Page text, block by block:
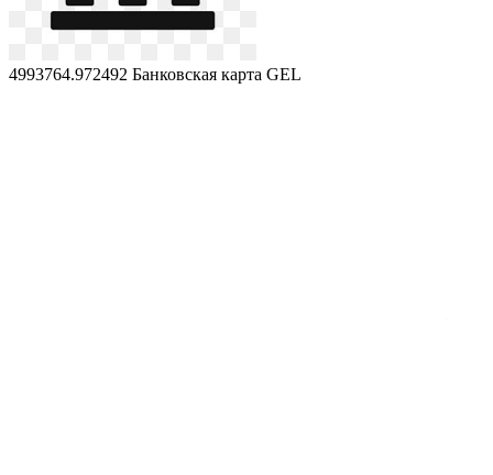
4993764.972492 Банковская карта GEL